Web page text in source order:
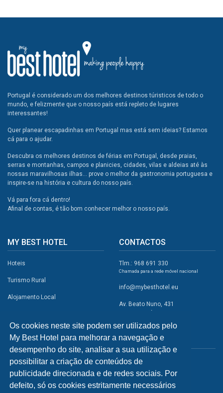
Os cookies neste site podem ser utilizados pelo
My Best Hotel para melhorar a navegação e
desempenho do site, analisar a sua utilização e
possibilitar a criação de conteúdos de
publicidade direcionada e de redes sociais. Por
defeito, só os cookies estritamente necessários
Portugal é considerado um dos melhores destinos túristicos de todo o
mundo, e felizmente que o nosso país está repleto de lugares
interessantes!
Quer planear escapadinhas em Portugal mas está sem ideias? Estamos
cá para o ajudar.
Descubra os melhores destinos de férias em Portugal, desde praias,
serras e montanhas, campos e planicies, cidades, vilas e aldeias até às
nossas maravilhosas ilhas... prove o melhor da gastronomia portuguesa e
inspire-se na história e cultura do nosso país.
Vá para fora cá dentro!
Afinal de contas, é tão bom conhecer melhor o nosso país.
MY BEST HOTEL
Hoteis
Turismo Rural
Alojamento Local
Campismo
Atividades
Restaurantes
A Visitar
CONTACTOS
Tlm.: 968 691 330
Chamada para a rede móvel nacional
info@mybesthotel.eu
Av. Beato Nuno, 431
2495-401 Fátima
REDES SOCIAIS